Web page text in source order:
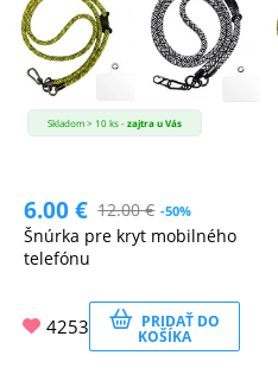
Skladom > 10 ks -zajtra u Vás
6.00€ 12.00€ -50%
Šnúrka pre kryt mobilného
telefónu
4253 PRIDAŤ DO
KOŠÍKA